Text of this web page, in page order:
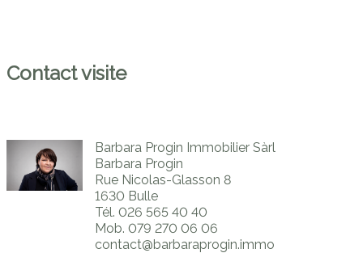
Contact visite
Barbara Progin Immobilier Sàrl
Barbara Progin
Rue Nicolas-Glasson 8
1630 Bulle
Tél. 026 565 40 40
Mob. 079 270 06 06
contact@barbaraprogin.immo